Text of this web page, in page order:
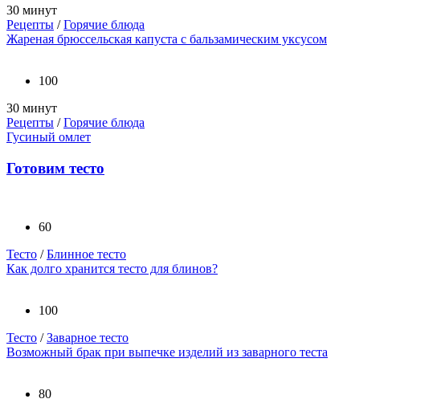
30 минут
Рецепты /Горячие блюда
Жареная брюссельская капуста с бальзамическим уксусом
100
30 минут
Рецепты /Горячие блюда
Гусиный омлет
Готовим тесто
60
Тесто /Блинное тесто
Как долго хранится тесто для блинов?
100
Тесто /Заварное тесто
Возможный брак при выпечке изделий из заварного теста
80